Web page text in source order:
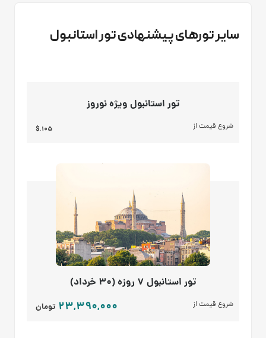
سایر تورهای پیشنهادی تور استانبول
تور استانبول ویژه نوروز
شروع قیمت از 105.$
تور استانبول 7 روزه (30 خرداد)
شروع قیمت از 23,390,000 تومان